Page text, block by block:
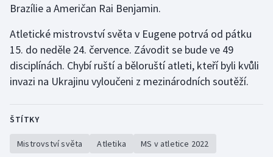
Brazílie a Američan Rai Benjamin.
Atletické mistrovství světa v Eugene potrvá od pátku
15. do neděle 24. července. Závodit se bude ve 49
disciplínách. Chybí ruští a běloruští atleti, kteří byli kvůli
invazi na Ukrajinu vyloučeni z mezinárodních soutěží.
ŠTÍTKY
Mistrovství světa Atletika MS v atletice 2022